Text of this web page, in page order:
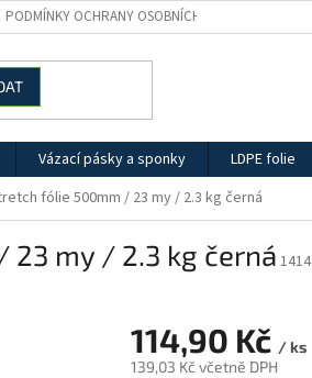
PODMÍNKY OCHRANY OSOBNÍCH ÚDAJŮ
Vázací pásky a sponky LDPE folie
fólie 500mm / 23 my / 2.3 kg černá
my / 2.3 kg černá 1414
114,90 Kč / ks
139,03 Kč včetně DPH